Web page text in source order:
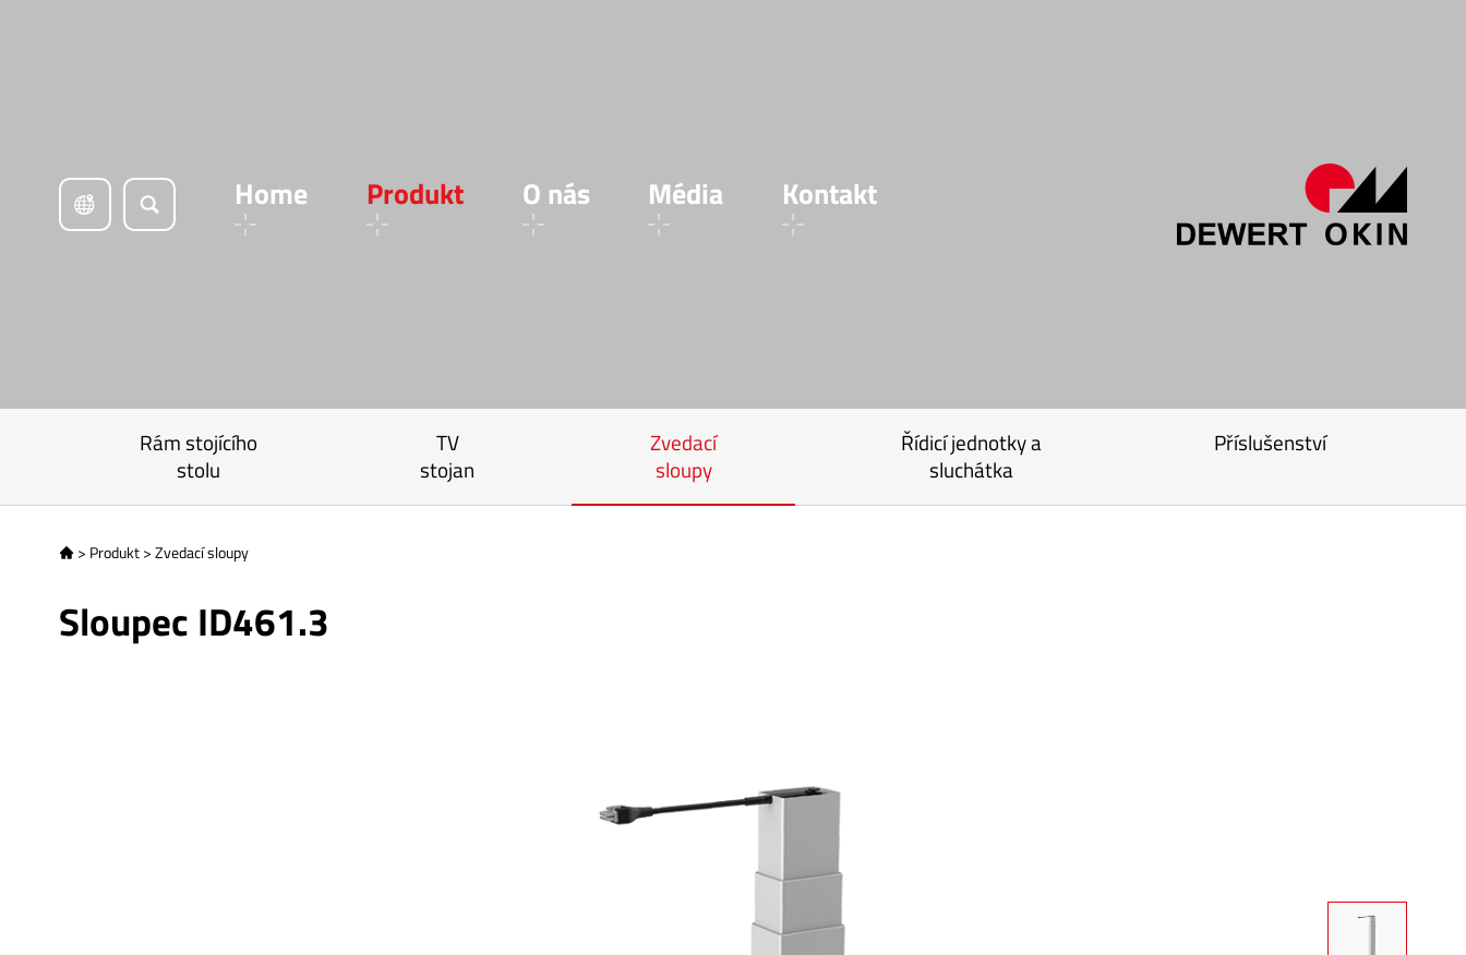
Home Produkt O nás Média Kontakt
Rám stojícího
stolu
TV
stojan
Zvedací
sloupy
Řídicí jednotky a
sluchátka
Příslušenství
 > Produkt >Zvedací sloupy
Sloupec ID461.3